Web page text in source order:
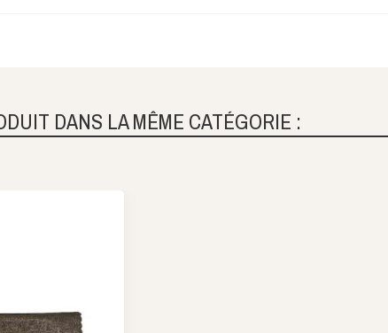
DANS LA MÊME CATÉGORIE :